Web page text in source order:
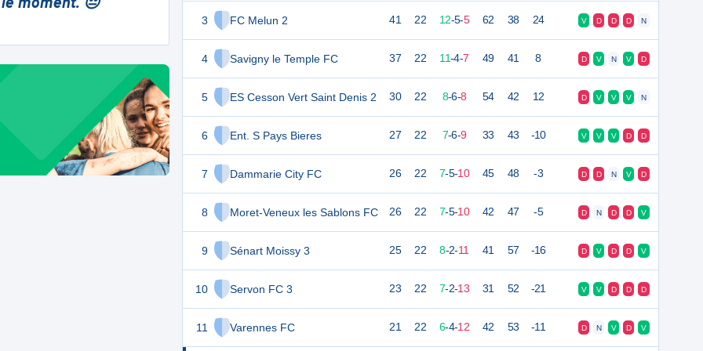
3 FC Melun 2
4 Savigny le Temple FC
5 ES Cesson Vert Saint Denis 2
6 Ent. S Pays Bieres
7 Dammarie City FC
8 Moret-Veneux les Sablons FC
9 Sénart Moissy 3
10 Servon FC 3
11 Varennes FC
41 22 12-5-5 62 38 24 V D D D N
37 22 11-4-7 49 41 8 D V N V D
30 22 8-6-8 54 42 12 D V V V N
27 22 7-6-9 33 43 -10 V V V D D
26 22 7-5-10 45 48 -3 D D N V D
26 22 7-5-10 42 47 -5 D N D D V
25 22 8-2-11 41 57 -16 D V D D V
23 22 7-2-13 31 52 -21 V V D D D
21 22 6-4-12 42 53 -11 D N V D V